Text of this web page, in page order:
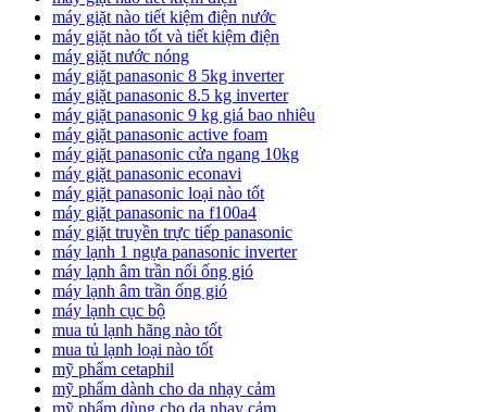
máy giặt nào tiết kiệm điện nước
máy giặt nào tốt và tiết kiệm điện
máy giặt nước nóng
máy giặt panasonic 8 5kg inverter
máy giặt panasonic 8.5 kg inverter
máy giặt panasonic 9 kg giá bao nhiêu
máy giặt panasonic active foam
máy giặt panasonic cửa ngang 10kg
máy giặt panasonic econavi
máy giặt panasonic loại nào tốt
máy giặt panasonic na f100a4
máy giặt truyền trực tiếp panasonic
máy lạnh 1 ngựa panasonic inverter
máy lạnh âm trần nối ống gió
máy lạnh âm trần ống gió
máy lạnh cục bộ
mua tủ lạnh hãng nào tốt
mua tủ lạnh loại nào tốt
mỹ phẩm cetaphil
mỹ phẩm dành cho da nhạy cảm
mỹ phẩm dùng cho da nhạy cảm